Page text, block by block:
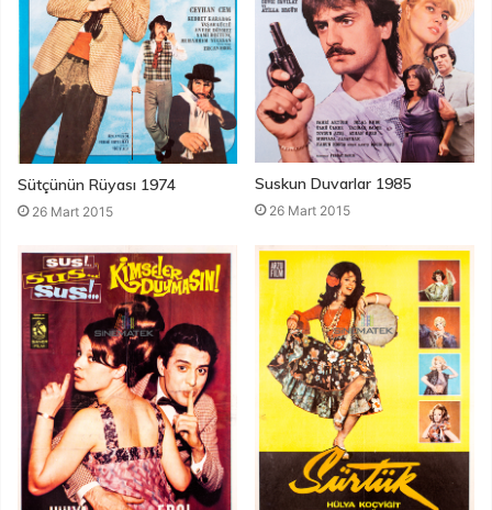
Sütçünün Rüyası 1974
26 Mart 2015
Suskun Duvarlar 1985
26 Mart 2015